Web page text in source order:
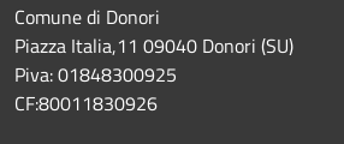
Comune di Donori
Piazza Italia,11 09040 Donori (SU)
Piva: 01848300925
CF:80011830926